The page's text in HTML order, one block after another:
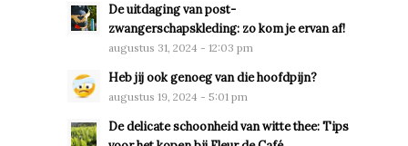
De uitdaging van post-
zwangerschapskleding: zo kom je ervan af!
augustus 31, 2024 - 12:03 pm
Heb jij ook genoeg van die hoofdpijn?
augustus 19, 2024 - 5:01 pm
De delicate schoonheid van witte thee: Tips